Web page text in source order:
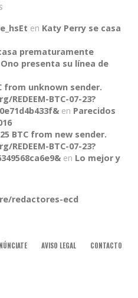
en Katy Perry se casa
prematuramente
presenta su línea de
from unknown sender.
BTC-07-23?
en Parecidos
BTC from new sender.
BTC-07-23?
en Lo mejor y
redactores-ecd
AVISO LEGAL CONTACTO